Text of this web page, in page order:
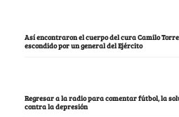
Así encontraron el cuerpo del cura Camilo
escondido por un general del Ejército
Regresar a la radio para comentar fútbol, la
contra la depresión